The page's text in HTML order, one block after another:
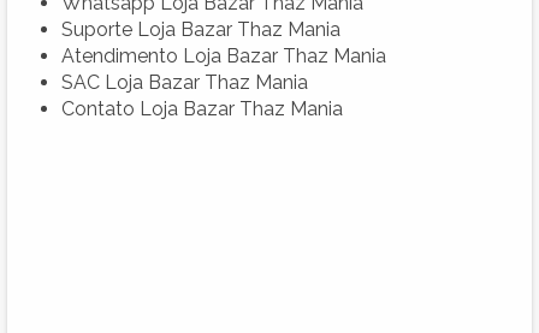
Suporte Loja Bazar Thaz Mania
Atendimento Loja Bazar Thaz Mania
SAC Loja Bazar Thaz Mania
Contato Loja Bazar Thaz Mania